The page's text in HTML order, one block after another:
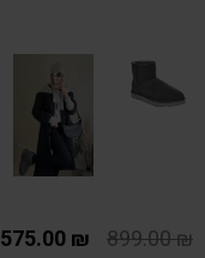
899.00₪
575.00 ₪